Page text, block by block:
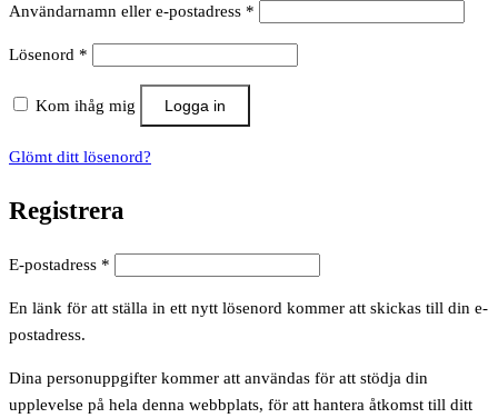
Användarnamn eller e-postadress *
Lösenord *
Kom ihåg mig Logga in
Glömt ditt lösenord?
Registrera
E-postadress *
En länk för att ställa in ett nytt lösenord kommer att skickas till din e-
postadress.
Dina personuppgifter kommer att användas för att stödja din
upplevelse på hela denna webbplats, för att hantera åtkomst till ditt